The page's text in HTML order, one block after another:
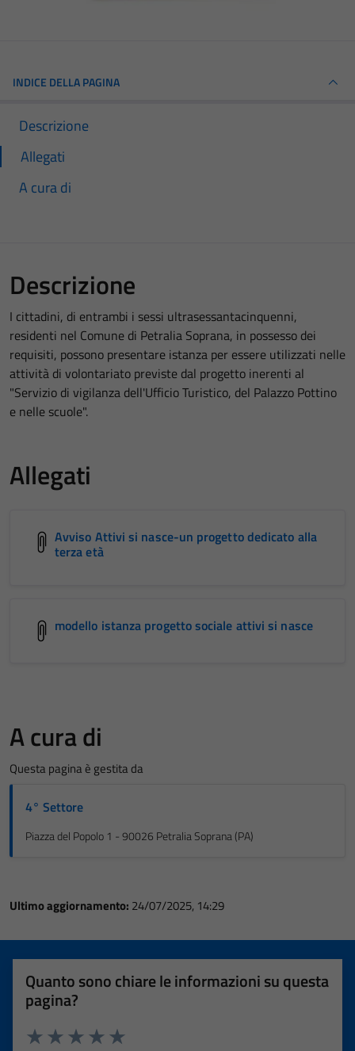
INDICE DELLA PAGINA
Descrizione
Allegati
A cura di
Descrizione
I cittadini, di entrambi i sessi ultrasessantacinquenni,
residenti nel Comune di Petralia Soprana, in possesso dei
requisiti, possono presentare istanza per essere utilizzati nelle
attività di volontariato previste dal progetto inerenti al
"Servizio di vigilanza dell'Ufficio Turistico, del Palazzo Pottino
e nelle scuole".
Allegati
Avviso Attivi si nasce-un progetto dedicato alla
terza età
modello istanza progetto sociale attivi si nasce
A cura di
Questa pagina è gestita da
4° Settore
Piazza del Popolo 1 - 90026 Petralia Soprana (PA)
Ultimo aggiornamento: 24/07/2025, 14:29
Quanto sono chiare le informazioni su questa
pagina?